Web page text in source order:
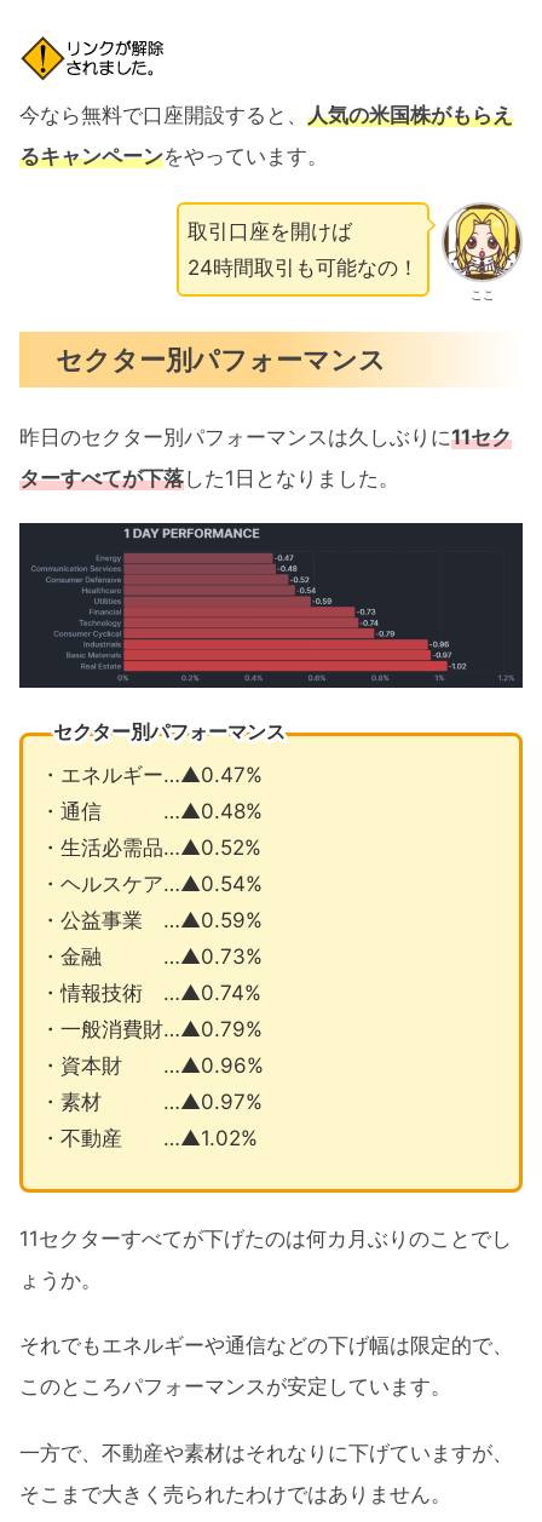
今なら無料で口座開設すると、 人気の米国株がもらえ
るキャンペーンをやっています。
ここ
取引口座を開けば
24時間取引も可能なの！
セクター別パフォーマンス
昨日のセクター別パフォーマンスは久しぶりに11セク
ターすべてが下落した1日となりました。
セクター別パフォーマンス
・エネルギー…▲0.47%
・通信 …▲0.48%
・生活必需品…▲0.52%
・ヘルスケア…▲0.54%
・公益事業 …▲0.59%
・金融 …▲0.73%
・情報技術 …▲0.74%
・一般消費財…▲0.79%
・資本財 …▲0.96%
・素材 …▲0.97%
・不動産 …▲1.02%
11セクターすべてが下げたのは何カ月ぶりのことでし
ょうか。
それでもエネルギーや通信などの下げ幅は限定的で、
このところパフォーマンスが安定しています。
一方で、不動産や素材はそれなりに下げていますが、
そこまで大きく売られたわけではありません。